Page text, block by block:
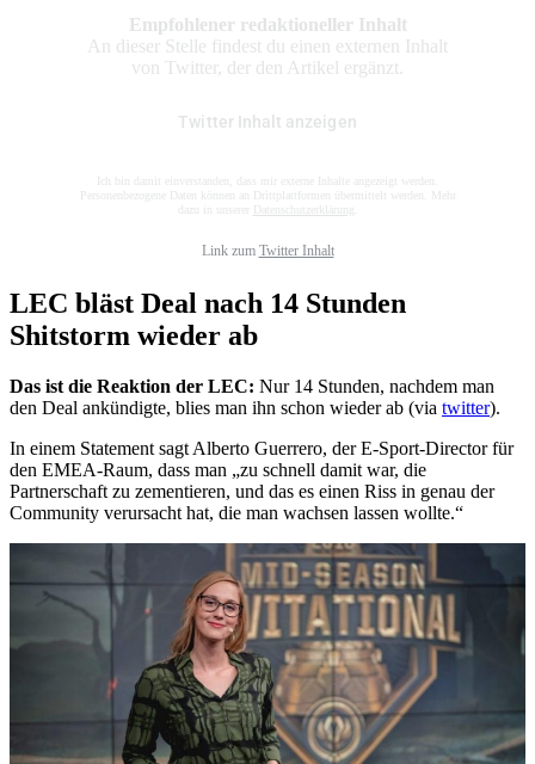
Empfohlener redaktioneller Inhalt
An dieser Stelle findest du einen externen Inhalt
von Twitter, der den Artikel ergänzt.
Twitter Inhalt anzeigen
Ich bin damit einverstanden, dass mir externe Inhalte angezeigt werden.
Personenbezogene Daten können an Drittplattformen übermittelt werden. Mehr
dazu in unserer
Datenschutzerklärung
Link zum Twitter Inhalt
LEC bläst Deal nach 14 Stunden
Shitstorm wieder ab
Das ist die Reaktion der LEC: Nur 14 Stunden, nachdem man
den Deal ankündigte, blies man ihn schon wieder ab (via twitter).
In einem Statement sagt Alberto Guerrero, der E-Sport-Director für
den EMEA-Raum, dass man „zu schnell damit war, die
Partnerschaft zu zementieren, und das es einen Riss in genau der
Community verursacht hat, die man wachsen lassen wollte.“